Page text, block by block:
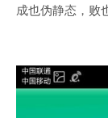
成也伪静态，败